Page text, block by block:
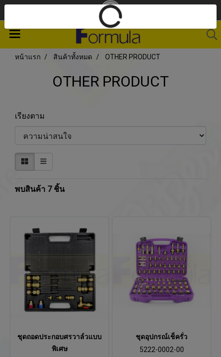
หน้าแรก สินค้าทั้งหมด OTHER PRODUCT
OTHER PRODUCT
เรียงตาม
พบสินค้า 7 ชิ้น
ชุดถอดประกอบศรวาล์วแบบ
พิเศษ
ชุดอุปกรณ์เช็ครั่ว
5222-0002-00